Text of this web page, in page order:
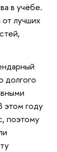
в учёбе.
лучших
долгого
этом году
поэтому